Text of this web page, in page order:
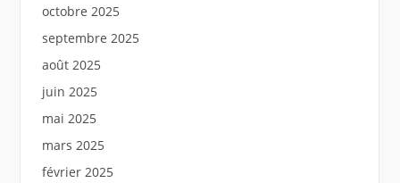
octobre 2025
septembre 2025
août 2025
juin 2025
mai 2025
mars 2025
février 2025